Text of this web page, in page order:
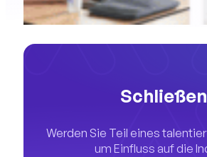
Werden Sie Teil eines
um Einfluss auf die